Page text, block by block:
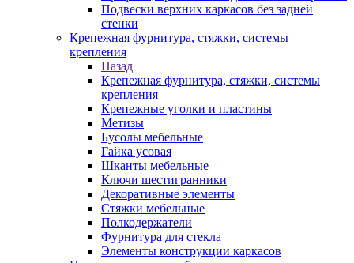
Подвески верхних каркасов без задней
стенки
Крепежная фурнитура, стяжки, системы
крепления
Назад
Крепежная фурнитура, стяжки, системы
крепления
Крепежные уголки и пластины
Метизы
Бусолы мебельные
Гайка усовая
Шканты мебельные
Ключи шестигранники
Декоративные элементы
Стяжки мебельные
Полкодержатели
Фурнитура для стекла
Элементы конструкции каркасов